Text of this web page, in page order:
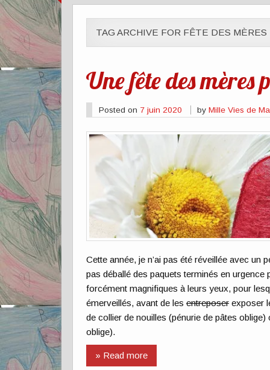
TAG ARCHIVE FOR FÊTE DES MÈRES
Une fête des
Posted on 7 juin 2020 byMille Vies de
Cette année, je n’ai pas été réveillée avec un
pas déballé des paquets terminés en
forcément magnifiques à leurs yeux, pour
émerveillés, avant de lesentreposer exposer
de collier de nouilles (pénurie de pâtes
oblige).
» Read more